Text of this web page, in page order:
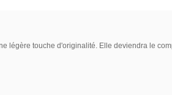
légère touche d'originalité. Elle deviendra le